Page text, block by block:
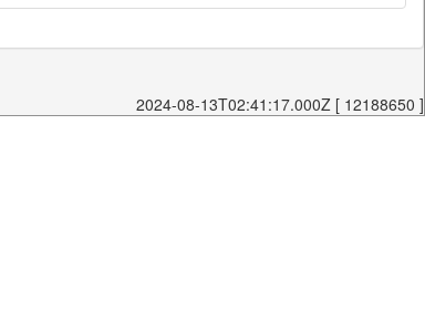
2024-08-13T02:41:17.000Z [ 12188650 ]